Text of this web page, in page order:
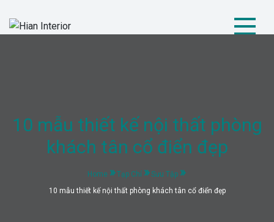
10 mẫu thiết kế nội thất phòng
khách tân cổ điển đẹp
Home Tạp Chí
Sưu Tập
10 mẫu thiết kế nội thất phòng khách tân cổ điển đẹp